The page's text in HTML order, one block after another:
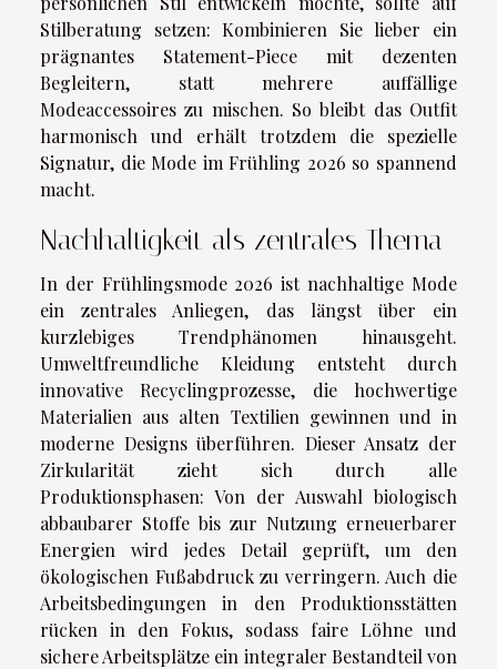
Stilberatung setzen: Kombinieren Sie lieber ein
prägnantes Statement-Piece mit dezenten
Begleitern, statt mehrere auffällige
Modeaccessoires zu mischen. So bleibt das Outfit
harmonisch und erhält trotzdem die spezielle
Signatur, die Mode im Frühling 2026 so spannend
macht.
Nachhaltigkeit als zentrales Thema
In der Frühlingsmode 2026 ist nachhaltige Mode
ein zentrales Anliegen, das längst über ein
kurzlebiges Trendphänomen hinausgeht.
Umweltfreundliche Kleidung entsteht durch
innovative Recyclingprozesse, die hochwertige
Materialien aus alten Textilien gewinnen und in
moderne Designs überführen. Dieser Ansatz der
Zirkularität zieht sich durch alle
Produktionsphasen: Von der Auswahl biologisch
abbaubarer Stoffe bis zur Nutzung erneuerbarer
Energien wird jedes Detail geprüft, um den
ökologischen Fußabdruck zu verringern. Auch die
Arbeitsbedingungen in den Produktionsstätten
rücken in den Fokus, sodass faire Löhne und
sichere Arbeitsplätze ein integraler Bestandteil von